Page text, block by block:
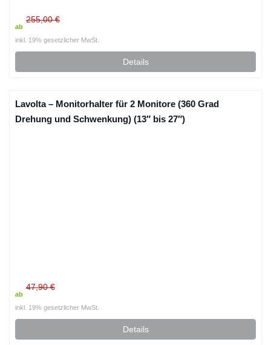
ab
255,00 €
inkl. 19% gesetzlicher MwSt.
Details
Lavolta – Monitorhalter für 2 Monitore (360 Grad
Drehung und Schwenkung) (13″ bis 27″)
ab
47,90 €
inkl. 19% gesetzlicher MwSt.
Details